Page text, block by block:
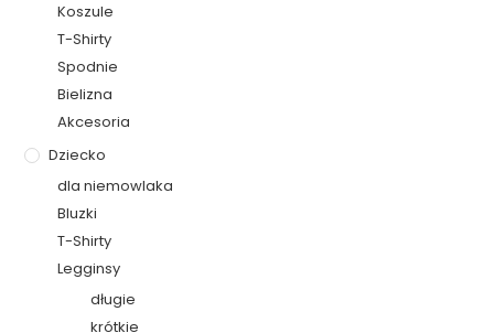
Koszule
T-Shirty
Spodnie
Bielizna
Akcesoria
Dziecko
dla niemowlaka
Bluzki
T-Shirty
Legginsy
długie
krótkie